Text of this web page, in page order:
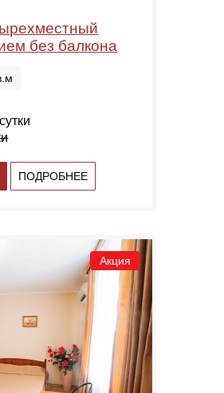
без балкона
ПОДРОБНЕЕ
Акция